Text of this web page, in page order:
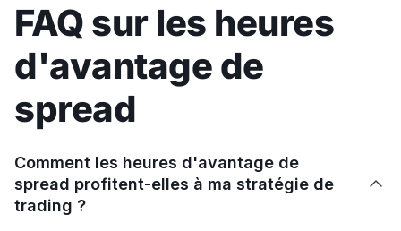
FAQ sur les heures
d'avantage de
spread
Comment les heures d'avantage de
spread profitent-elles à ma stratégie de
trading ?
